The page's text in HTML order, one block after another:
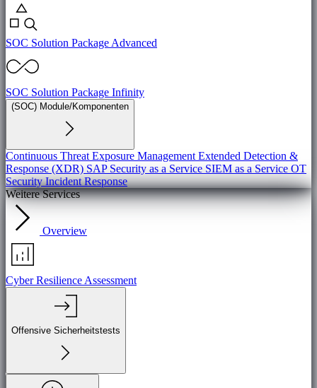
SOC Solution Package Advanced
SOC Solution Package Infinity
(SOC) Module/Komponenten
Continuous Threat Exposure Management Extended Detection &
Response (XDR) SAP Security as a Service SIEM as a Service OT
SecurityIncident Response
Weitere Services
Overview
Cyber Resilience Assessment
Offensive Sicherheitstests